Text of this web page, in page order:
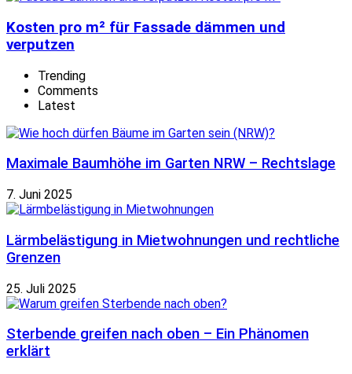
Kosten pro m² für Fassade dämmen und
verputzen
Trending
Comments
Latest
Maximale Baumhöhe im Garten NRW – Rechtslage
7. Juni 2025
Lärmbelästigung in Mietwohnungen und rechtliche
Grenzen
25. Juli 2025
Sterbende greifen nach oben – Ein Phänomen
erklärt